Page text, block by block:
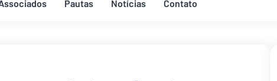
Pautas Notícias Contato